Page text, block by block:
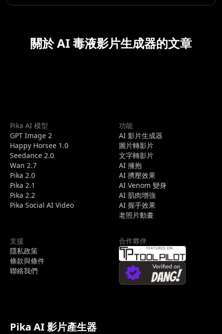
關於 AI 毒液影片生成器的文章
Pika AI 模型
GPT Image 2
Happy Horsee 1.0
Seedance 2.0
Wan 2.7
Pika 2.0
Pika 2.1
Pika 2.2
Pika Social AI Video
功能
AI 影片生成器
圖片轉影片
文字轉影片
AI 擁抱
AI 擠壓效果
AI Venom 變身
AI 肌肉增強
AI 握手效果
老照片動畫
支援
隱私政策
條款與條件
聯絡我們
合作夥伴
Pika AI 影片產生器